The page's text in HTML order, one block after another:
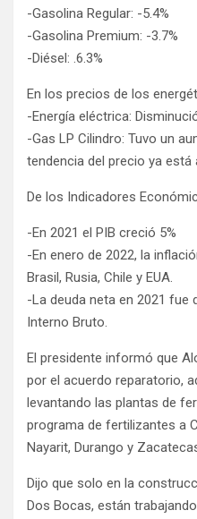
-Gasolina Regular: -5.4%
-Gasolina Premium: -3.7%
-Diésel: .6.3%
En los precios de los
-Energía eléctrica:
-Gas LP Cilindro: Tuvo un
tendencia del precio ya está
De los Indicadores
-En 2021 el PIB creció 5%
-En enero de 2022, la
Brasil, Rusia, Chile y EUA.
-La deuda neta en 2021 fue
Interno Bruto.
El presidente informó que
por el acuerdo reparatorio,
levantando las plantas de
programa de fertilizantes a
Nayarit, Durango y
Dijo que solo en la
Dos Bocas, están